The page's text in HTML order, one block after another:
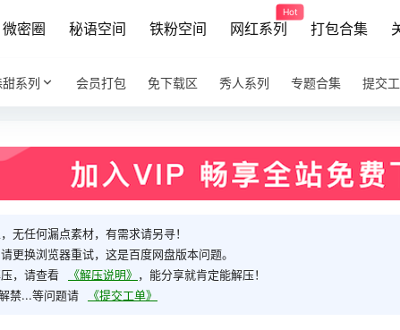
微密圈 秘语空间 铁粉空间 网红系列
Hot
打包合集
甜系列 会员打包 免下载区 秀人系列 专题合集 提交
无任何漏点素材，有需求请另寻！
更换浏览器重试，这是百度网盘版本问题。
，请查看
《解压说明》 ，能分享就肯定能解压！
禁...等问题请
《提交工单》